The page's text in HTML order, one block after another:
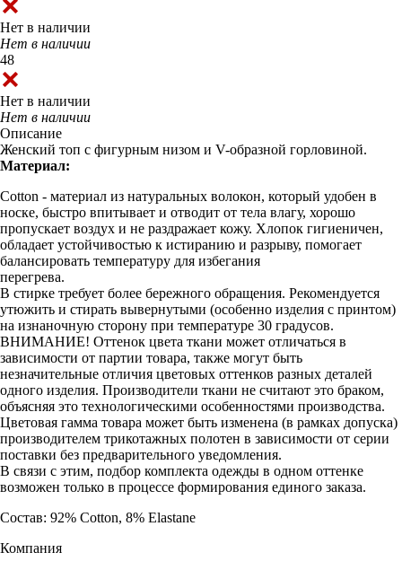
Нет в наличии
Нет в наличии
48
Нет в наличии
Нет в наличии
Описание
Женский топ с фигурным низом и V-образной горловиной.
Материал:
Cotton - материал из натуральных волокон, который удобен в
носке, быстро впитывает и отводит от тела влагу, хорошо
пропускает воздух и не раздражает кожу. Хлопок гигиеничен,
обладает устойчивостью к истиранию и разрыву, помогает
балансировать температуру для избегания
перегрева.
В стирке требует более бережного обращения. Рекомендуется
утюжить и стирать вывернутыми (особенно изделия с принтом)
на изнаночную сторону при температуре 30 градусов.
ВНИМАНИЕ! Оттенок цвета ткани может отличаться в
зависимости от партии товара, также могут быть
незначительные отличия цветовых оттенков разных деталей
одного изделия. Производители ткани не считают это браком,
объясняя это технологическими особенностями производства.
Цветовая гамма товара может быть изменена (в рамках допуска)
производителем трикотажных полотен в зависимости от серии
поставки без предварительного уведомления.
В связи с этим, подбор комплекта одежды в одном оттенке
возможен только в процессе формирования единого заказа.
Состав: 92% Cotton, 8% Elastane
Компания